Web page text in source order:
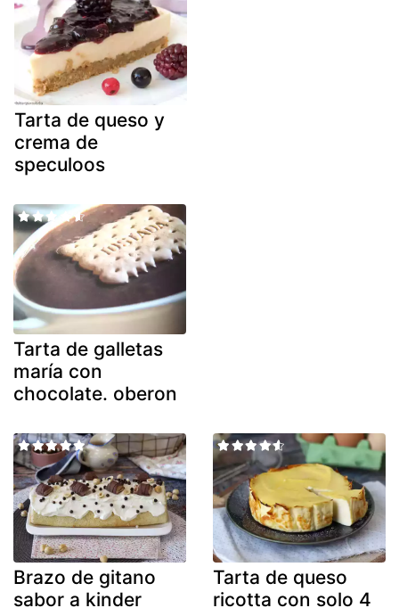
Tarta de queso y
crema de
speculoos
Tarta de galletas
maría con
chocolate. oberon
Brazo de gitano
sabor a kinder
Tarta de queso
ricotta con solo 4